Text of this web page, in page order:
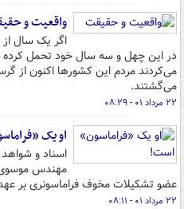
واقعیت و
اگر یک سال
در این چهل و سه سال خود تحمل کرده
می‌کردند مردم این کشورها اکنون از
می‌گشتند.
۲۲ مرداد ۰۱ - ۰۸:۲۹
او یک
اسناد و
مهندس موسوی
عضو تشکیلات مخوف فراماسونری بر
۲۲ مرداد ۰۱ - ۰۸:۱۱